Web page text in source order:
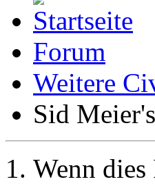
Forum
Weitere
Sid
Wenn